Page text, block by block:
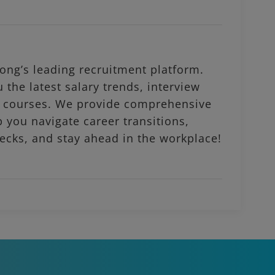
leading recruitment platform.
the latest salary trends, interview
We provide comprehensive
navigate career transitions,
and stay ahead in the workplace!